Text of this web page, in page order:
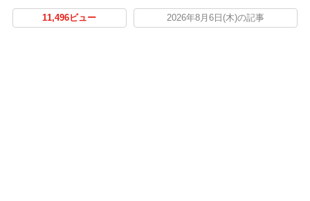
11,496ビュー 2026年8月6日(木)の記事